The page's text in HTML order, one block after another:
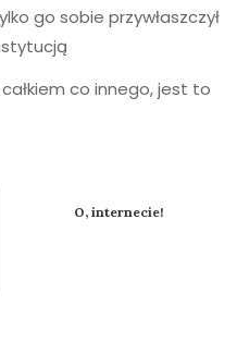
go sobie przywłaszczył
co innego, jest to
O, internecie!